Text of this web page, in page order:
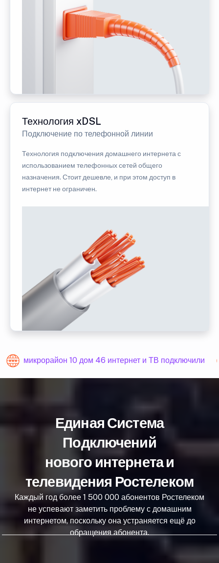
Технология xDSL
Подключение по телефонной линии
Технология подключения домашнего интернета с
использованием телефонных сетей общего
назначения. Стоит дешевле, и при этом доступ в
интернет не ограничен.
микрорайон 10 дом 46 интернет и ТВ подключили
Единая Система
Подключений
нового интернета и
телевидения Ростелеком
Каждый год более 1 500 000 абонентов Ростелеком
не успевают заметить проблему с домашним
интернетом, поскольку она устраняется ещё до
обращения абонента.